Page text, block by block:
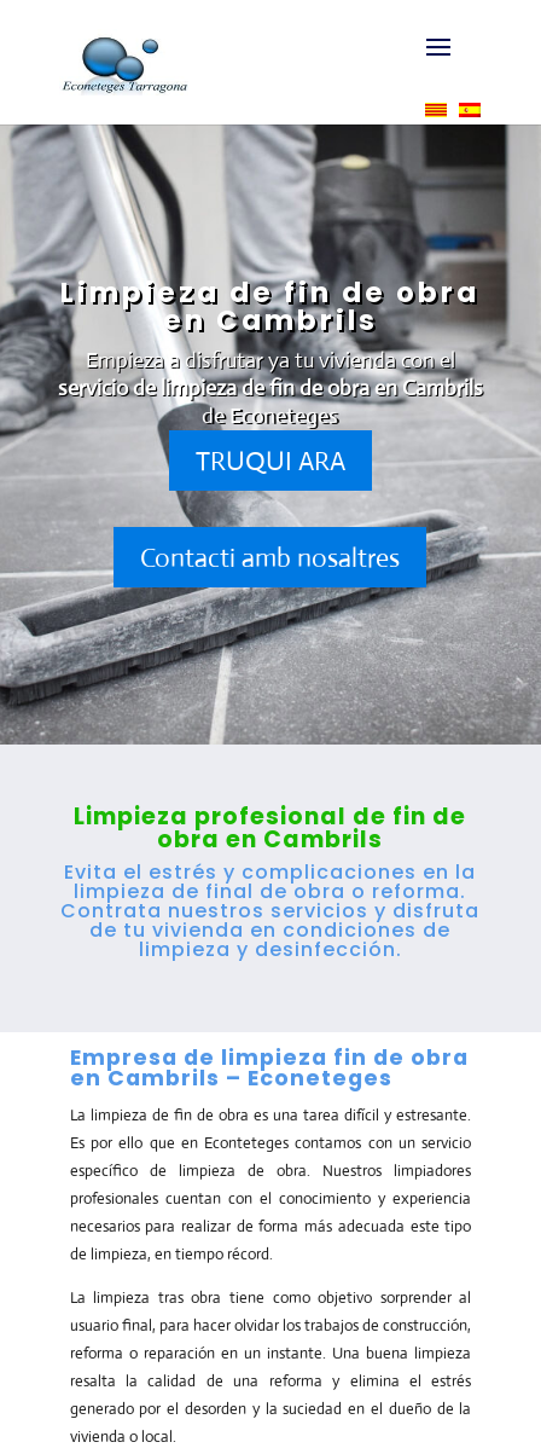
Limpieza de fin de obra
en Cambrils
Empieza a disfrutar ya tu vivienda con el
servicio de limpieza de fin de obra en Cambrils
de Econeteges
TRUQUI ARA
Contacti amb nosaltres
Limpieza profesional de fin de
obra en Cambrils
Evita el estrés y complicaciones en la
limpieza de final de obra o reforma.
Contrata nuestros servicios y disfruta
de tu vivienda en condiciones de
limpieza y desinfección.
Empresa de limpieza fin de obra
en Cambrils – Econeteges
La limpieza de fin de obra es una tarea difícil y estresante.
Es por ello que en Econteteges contamos con un servicio
específico de limpieza de obra. Nuestros limpiadores
profesionales cuentan con el conocimiento y experiencia
necesarios para realizar de forma más adecuada este tipo
de limpieza, en tiempo récord.
La limpieza tras obra tiene como objetivo sorprender al
usuario final, para hacer olvidar los trabajos de construcción,
reforma o reparación en un instante. Una buena limpieza
resalta la calidad de una reforma y elimina el estrés
generado por el desorden y la suciedad en el dueño de la
vivienda o local.